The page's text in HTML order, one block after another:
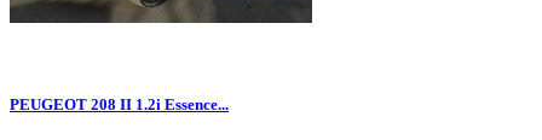
PEUGEOT 208 II 1.2i Essence...